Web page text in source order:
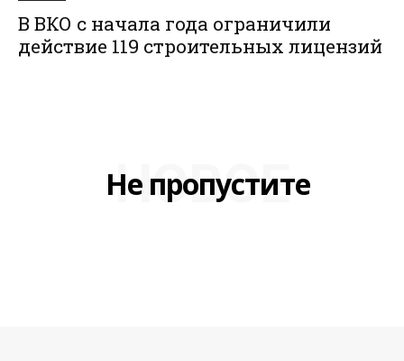
В ВКО с начала года ограничили
действие 119 строительных лицензий
Не пропустите
НОВОЕ